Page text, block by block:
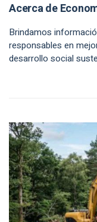
Acerca de
Brindamos
responsables en
desarrollo social